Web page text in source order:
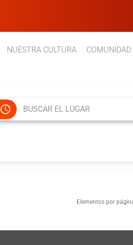
NUESTRA CULTURA
access_time
Elementos por